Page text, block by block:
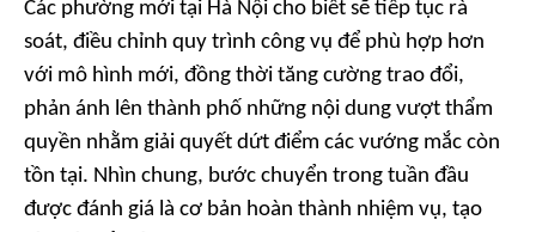
Các phường mới tại Hà Nội cho biết sẽ tiếp tục rà
soát, điều chỉnh quy trình công vụ để phù hợp hơn
với mô hình mới, đồng thời tăng cường trao đổi,
phản ánh lên thành phố những nội dung vượt thẩm
quyền nhằm giải quyết dứt điểm các vướng mắc còn
tồn tại. Nhìn chung, bước chuyển trong tuần đầu
được đánh giá là cơ bản hoàn thành nhiệm vụ, tạo